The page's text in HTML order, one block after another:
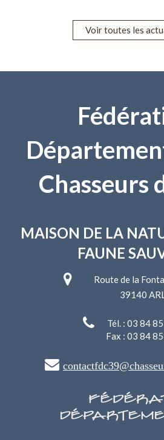
Voir toutes les
Chasseurs
MAISON DE LA
FAUNE
Route de la
39140
Tél. : 03 84 85
Fax : 03 84 85